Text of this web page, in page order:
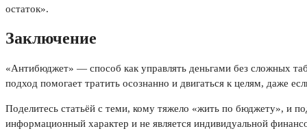
остаток».
Заключение
«Антибюджет» — способ как управлять деньгами без сложных
подход помогает тратить осознанно и двигаться к целям, даже
Поделитесь статьёй с теми, кому тяжело «жить по бюджету», и
информационный характер и не является индивидуальной